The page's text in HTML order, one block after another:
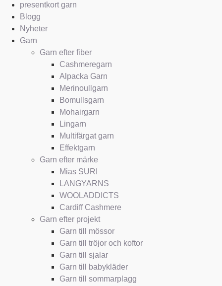
presentkort garn
Blogg
Nyheter
Garn
Garn efter fiber
Cashmeregarn
Alpacka Garn
Merinoullgarn
Bomullsgarn
Mohairgarn
Lingarn
Multifärgat garn
Effektgarn
Garn efter märke
Mias SURI
LANGYARNS
WOOLADDICTS
Cardiff Cashmere
Garn efter projekt
Garn till mössor
Garn till tröjor och koftor
Garn till sjalar
Garn till babykläder
Garn till sommarplagg